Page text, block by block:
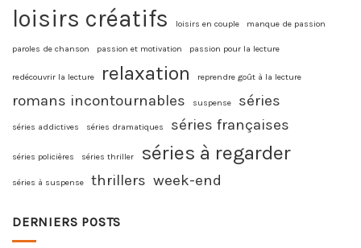
loisirs créatifs loisirs en couple manque de passion
paroles de chanson passion et motivation passion pour la lecture
redécouvrir la lecture relaxation reprendre goût à la lecture
romans incontournables suspense séries
séries addictives séries dramatiques séries françaises
séries policières séries thriller séries à regarder
séries à suspense thrillers week-end
DERNIERS POSTS